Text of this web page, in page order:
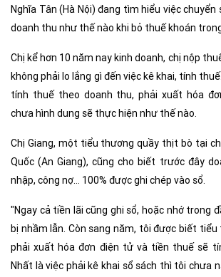
Nghĩa Tân (Hà Nội) đang tìm hiểu việc
doanh thu như thế nào khi bỏ thuế khoán
Chị kể hơn 10 năm nay kinh doanh, chị nộp
không phải lo lắng gì đến việc kê khai, tính
tính thuế theo doanh thu, phải xuất hóa
chưa hình dung sẽ thực hiện như thế nào.
Chị Giang, một tiểu thương quầy thịt bò tại
Quốc (An Giang), cũng cho biết trước đây
nhập, công nợ… 100% được ghi chép vào sổ.
"Ngay cả tiền lãi cũng ghi sổ, hoặc nhớ trong
bị nhầm lẫn. Còn sang năm, tôi được biết
phải xuất hóa đơn điện tử và tiền thuế sẽ
Nhất là việc phải kê khai sổ sách thì tôi chưa